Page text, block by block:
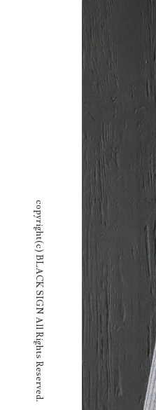
copyright(c) BLACK SIGN All Rights Reserved.